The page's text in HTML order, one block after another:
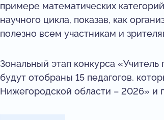
примере математических
научного цикла, показав, как
полезно всем участникам и
Зональный этап конкурса
будут отобраны 15 педагогов,
Нижегородской области – 2026» и